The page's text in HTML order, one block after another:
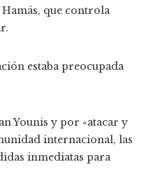
que controla
estaba preocupada
Younis y por «atacar y
internacional, las
inmediatas para